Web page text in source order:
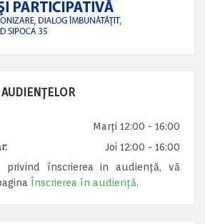
Marți 12:00 - 16:00
Joi 12:00 - 16:00
privind înscrierea in audiență, vă
Înscrierea în audiență.